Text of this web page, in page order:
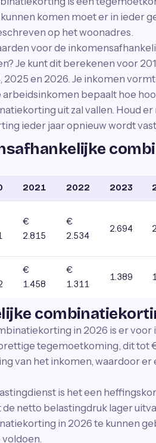
komen moet er in ieder
op het woonadres.
voor de
Je kunt dit berekenen voor
2025 en 2026. Je inkomen
bepaalt hoe
uit zal vallen. Houd
ieder jaar opnieuw wordt
2021 2022 2023
€
2.815
€
2.534
2.694
€
1.458
€
1.311
1.389
in 2026 is er
tegemoetkoming, dit tot
van het inkomen, waardoor er
is het een
netto belastingdruk lager
in 2026 te kunnen